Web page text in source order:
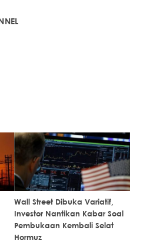
Wall Street Dibuka Variatif,
Investor Nantikan Kabar Soal
Pembukaan Kembali Selat
Hormuz